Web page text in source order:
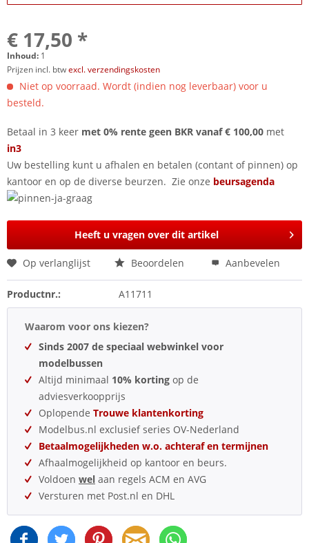
€ 17,50 *
Inhoud: 1
Prijzen incl. btwexcl. verzendingskosten
Niet op voorraad. Wordt (indien nog leverbaar) voor u
besteld.
Betaal in 3 keer met 0% rente geen BKR vanaf € 100,00 met
in3
Uw bestelling kunt u afhalen en betalen (contant of pinnen) op
kantoor en op de diverse beurzen. Zie onze beursagenda
Heeft u vragen over dit artikel
Op verlanglijst Beoordelen Aanbevelen
Productnr.: A11711
Waarom voor ons kiezen?
Sinds 2007 de speciaal webwinkel voor
modelbussen
Altijd minimaal 10% korting op de
adviesverkoopprijs
Oplopende Trouwe klantenkorting
Modelbus.nl exclusief series OV-Nederland
Betaalmogelijkheden w.o. achteraf en termijnen
Afhaalmogelijkheid op kantoor en beurs.
Voldoen wel aan regels ACM en AVG
Versturen met Post.nl en DHL